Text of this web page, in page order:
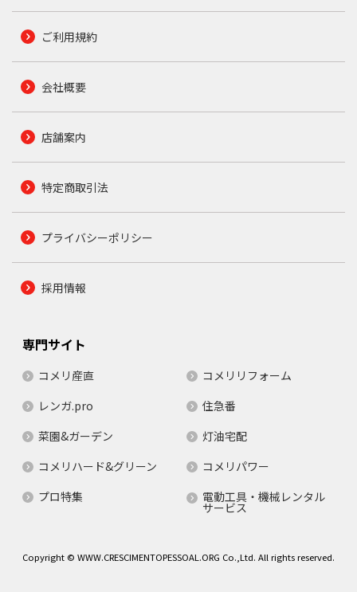
ご利用規約
会社概要
店舗案内
特定商取引法
プライバシーポリシー
採用情報
専門サイト
コメリ産直
コメリリフォーム
レンガ.pro
住急番
菜園&ガーデン
灯油宅配
コメリハード&グリーン
コメリパワー
プロ特集
電動工具・機械レンタル
サービス
Copyright © WWW.CRESCIMENTOPESSOAL.ORG Co.,Ltd. All rights reserved.